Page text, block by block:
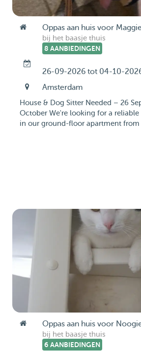
Oppas aan huis voor Maggie
bij het baasje thuis
8 AANBIEDINGEN
26-09-2026 tot 04-10-
Amsterdam
House & Dog Sitter Needed – 26
October We're looking for a
in our ground-floor apartment from
Oppas aan huis voor
bij het baasje thuis
6 AANBIEDINGEN